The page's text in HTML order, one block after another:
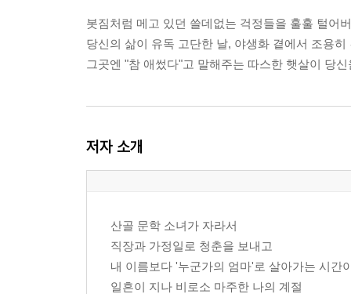
봇짐처럼 메고 있던 쓸데없는 걱정들을 훌훌 털어
당신의 삶이 유독 고단한 날, 야생화 곁에서 조용
그곳엔 "참 애썼다"고 말해주는 따스한 햇살이 당
저자 소개
산골 문학 소녀가 자라서
직장과 가정일로 청춘을 보내고
내 이름보다 '누군가의 엄마'로 살아가는 시간
일흔이 지나 비로소 마주한 나의 계절